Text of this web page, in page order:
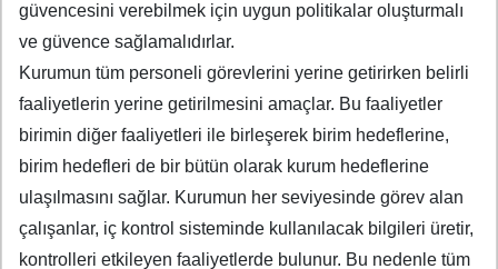
güvencesini verebilmek için uygun politikalar oluşturmalı
ve güvence sağlamalıdırlar.
Kurumun tüm personeli görevlerini yerine getirirken belirli
faaliyetlerin yerine getirilmesini amaçlar. Bu faaliyetler
birimin diğer faaliyetleri ile birleşerek birim hedeflerine,
birim hedefleri de bir bütün olarak kurum hedeflerine
ulaşılmasını sağlar. Kurumun her seviyesinde görev alan
çalışanlar, iç kontrol sisteminde kullanılacak bilgileri üretir,
kontrolleri etkileyen faaliyetlerde bulunur. Bu nedenle tüm